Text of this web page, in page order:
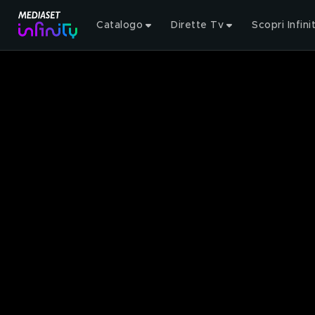
Catalogo Dirette Tv Scopri